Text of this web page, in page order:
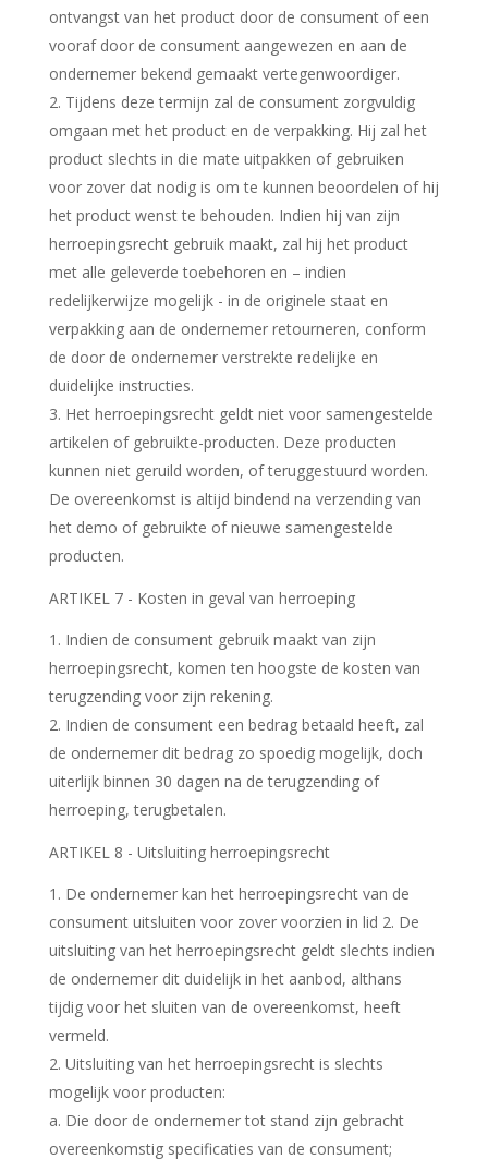
ontvangst van het product door de consument of een
vooraf door de consument aangewezen en aan de
ondernemer bekend gemaakt vertegenwoordiger.
2. Tijdens deze termijn zal de consument zorgvuldig
omgaan met het product en de verpakking. Hij zal het
product slechts in die mate uitpakken of gebruiken
voor zover dat nodig is om te kunnen beoordelen of hij
het product wenst te behouden. Indien hij van zijn
herroepingsrecht gebruik maakt, zal hij het product
met alle geleverde toebehoren en – indien
redelijkerwijze mogelijk - in de originele staat en
verpakking aan de ondernemer retourneren, conform
de door de ondernemer verstrekte redelijke en
duidelijke instructies.
3. Het herroepingsrecht geldt niet voor samengestelde
artikelen of gebruikte-producten. Deze producten
kunnen niet geruild worden, of teruggestuurd worden.
De overeenkomst is altijd bindend na verzending van
het demo of gebruikte of nieuwe samengestelde
producten.
ARTIKEL 7 - Kosten in geval van herroeping
Indien de consument gebruik maakt van zijn
herroepingsrecht, komen ten hoogste de kosten van
terugzending voor zijn rekening.
2. Indien de consument een bedrag betaald heeft, zal
de ondernemer dit bedrag zo spoedig mogelijk, doch
uiterlijk binnen 30 dagen na de terugzending of
herroeping, terugbetalen.
ARTIKEL 8 - Uitsluiting herroepingsrecht
De ondernemer kan het herroepingsrecht van de
consument uitsluiten voor zover voorzien in lid 2. De
uitsluiting van het herroepingsrecht geldt slechts indien
de ondernemer dit duidelijk in het aanbod, althans
tijdig voor het sluiten van de overeenkomst, heeft
vermeld.
2. Uitsluiting van het herroepingsrecht is slechts
mogelijk voor producten:
a. Die door de ondernemer tot stand zijn gebracht
overeenkomstig specificaties van de consument;